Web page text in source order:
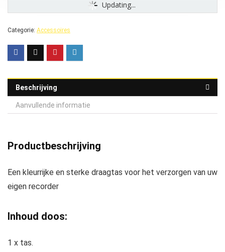
Updating...
Categorie: Accessoires
Beschrijving
Aanvullende informatie
Productbeschrijving
Een kleurrijke en sterke draagtas voor het verzorgen van uw
eigen recorder
Inhoud doos:
1 x tas.